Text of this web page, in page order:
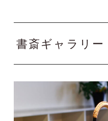
書斎ギャラリー